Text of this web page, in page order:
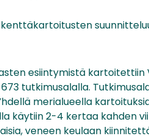
esiintymistä kartoitettiin
tutkimusalalla.
merialueella
käytiin 2-4 kertaa kahden
veneen keulaan